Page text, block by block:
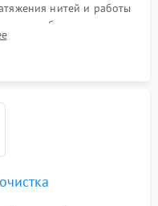
нитей и работы
обрывов нити,
на тестовом образце.